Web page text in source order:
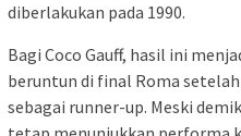
diberlakukan pada 1990.
Bagi Coco Gauff, hasil ini
beruntun di final Roma
sebagai runner-up. Meski